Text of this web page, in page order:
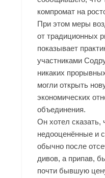
компромат на
При этом меры
от традиционных
показывает
участниками
никаких
могли открыть
экономических
объединения.
Он хотел сказать,
недооценённые и
обычно после
дивов, а припав,
почти бывшую